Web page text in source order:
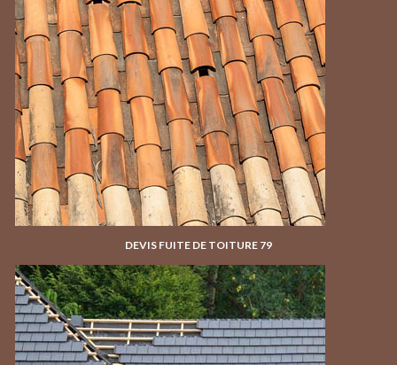
DEVIS FUITE DE TOITURE 79